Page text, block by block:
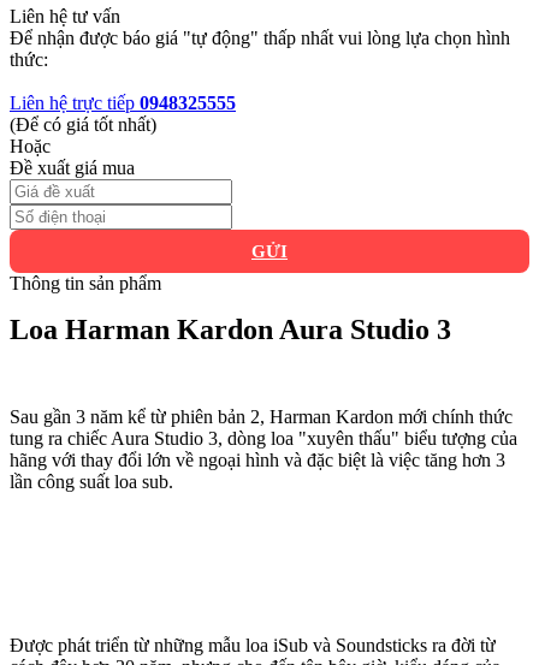
Liên hệ tư vấn
Để nhận được báo giá "tự động" thấp nhất vui lòng lựa chọn hình
thức:
Liên hệ trực tiếp 0948325555
(Để có giá tốt nhất)
Hoặc
Đề xuất giá mua
GỬI
Thông tin sản phẩm
Loa Harman Kardon Aura Studio 3
Sau gần 3 năm kể từ phiên bản 2, Harman Kardon mới chính thức
tung ra chiếc Aura Studio 3, dòng loa "xuyên thấu" biểu tượng của
hãng với thay đổi lớn về ngoại hình và đặc biệt là việc tăng hơn 3
lần công suất loa sub.
Được phát triển từ những mẫu loa iSub và Soundsticks ra đời từ